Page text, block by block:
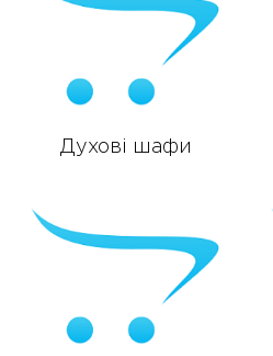
Духові шафи